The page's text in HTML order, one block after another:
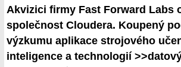
Akvizici firmy Fast Forward Labs
společnost Cloudera. Koupený
výzkumu aplikace strojového
inteligence a technologií